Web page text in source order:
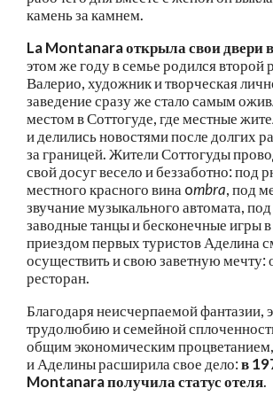
камень за камнем.
La Montanara открыла свои двери
этом же году в семье родился второй
Валерио, художник и творческая
заведение сразу же стало самым
местом в Соттогуде, где местные
и делились новостями после долгих
за границей. Жители Соттогуды
свой досуг весело и беззаботно: под
местного красного вина ombra, под
звучание музыкального автомата,
заводные танцы и бесконечные игры
приездом первых туристов Аделина
осуществить и свою заветную мечту:
ресторан.
Благодаря неисчерпаемой фантазии,
трудолюбию и семейной
общим экономическим
и Аделины расширила свое дело:в
Montanaraполучила статус отеля.